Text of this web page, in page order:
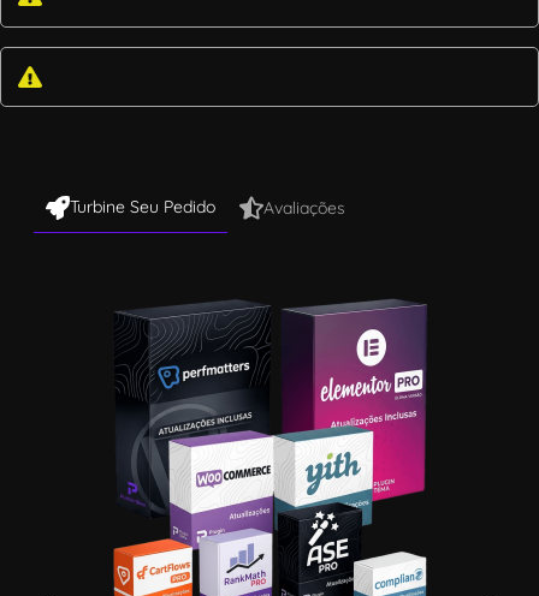
Turbine Seu Pedido Avaliações